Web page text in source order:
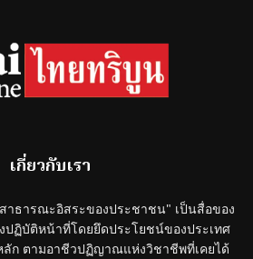
เกี่ยวกับเรา
าธารณะอิสระของประชาชน" เป็นสื่อของ
ปฏิบัติหน้าที่โดยยึดประโยชน์ของประเทศ
ก ตามอาชีวปฏิญาณแห่งวิชาชีพที่เคยได้